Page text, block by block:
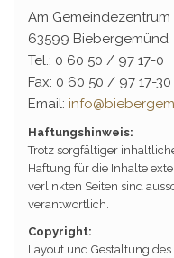
Am Gemeindezentrum
63599 Biebergemünd
Tel.: 0 60 50 / 97 17-0
Fax: 0 60 50 / 97 17-30
Email:
Haftungshinweis:
Trotz sorgfältiger
Haftung für die Inhalte
verlinkten Seiten sind
verantwortlich.
Copyright:
Layout und Gestaltung